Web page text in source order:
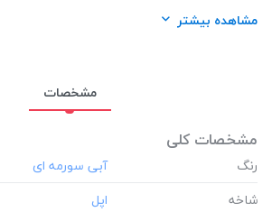
مناسب برای گوشی:
مشاهده بیشتر
مشخصات
مشخصات کلی
رنگ
شاخه